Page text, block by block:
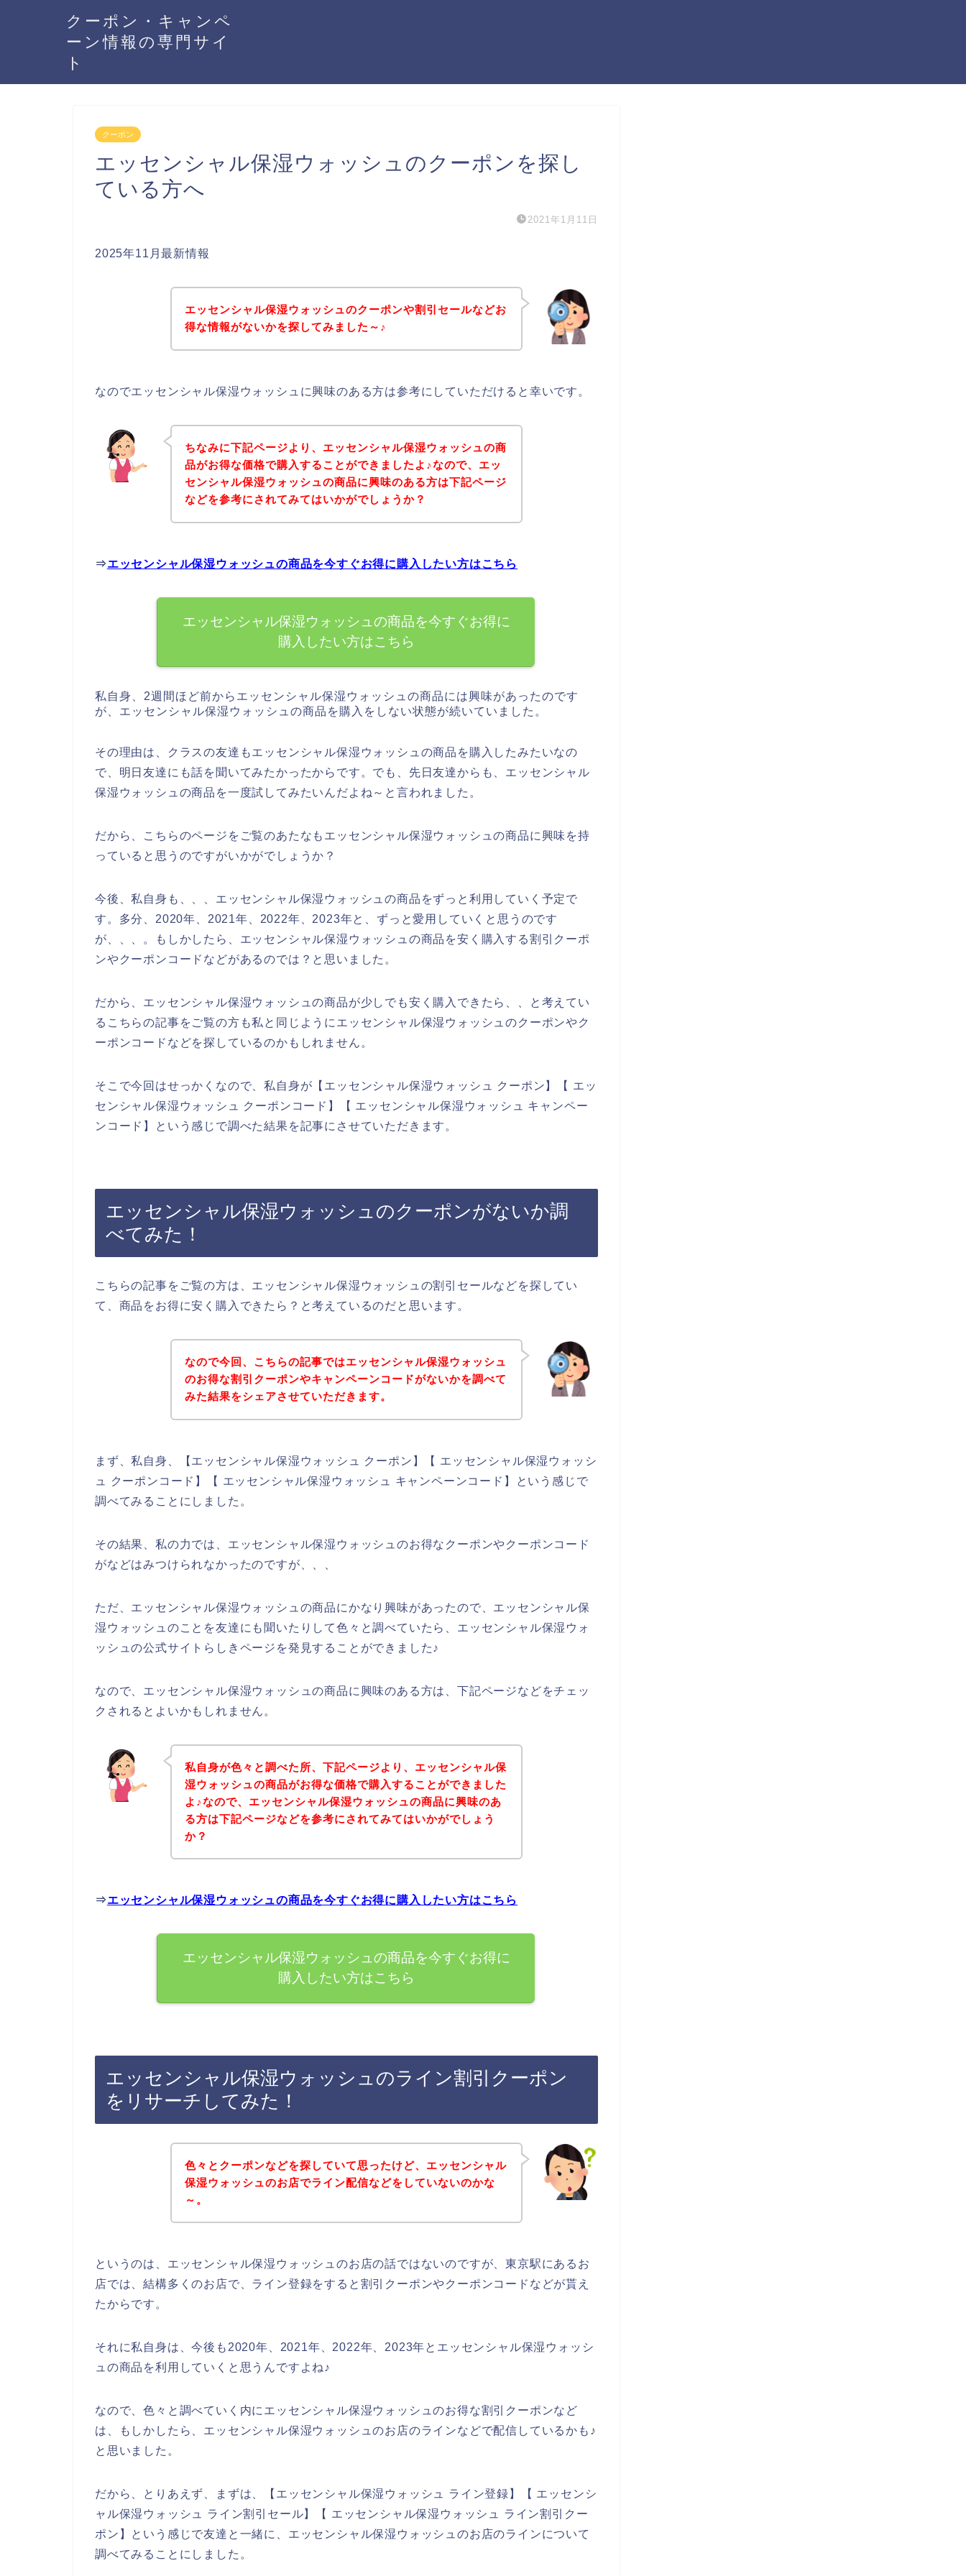
クーポン・キャンペ
ーン情報の専門サイ
ト
クーポン
エッセンシャル保湿ウォッシュのクーポンを探し
ている方へ
2021年1月11日
2025年11月最新情報
エッセンシャル保湿ウォッシュのクーポンや割引セールなどお
得な情報がないかを探してみました～♪
なのでエッセンシャル保湿ウォッシュに興味のある方は参考にしていただけると幸いです。
ちなみに下記ページより、エッセンシャル保湿ウォッシュの商
品がお得な価格で購入することができましたよ♪なので、エッ
センシャル保湿ウォッシュの商品に興味のある方は下記ページ
などを参考にされてみてはいかがでしょうか？
⇒エッセンシャル保湿ウォッシュの商品を今すぐお得に購入したい方はこちら
エッセンシャル保湿ウォッシュの商品を今すぐお得に
購入したい方はこちら
私自身、2週間ほど前からエッセンシャル保湿ウォッシュの商品には興味があったのです
が、エッセンシャル保湿ウォッシュの商品を購入をしない状態が続いていました。
その理由は、クラスの友達もエッセンシャル保湿ウォッシュの商品を購入したみたいなの
で、明日友達にも話を聞いてみたかったからです。でも、先日友達からも、エッセンシャル
保湿ウォッシュの商品を一度試してみたいんだよね～と言われました。
だから、こちらのページをご覧のあたなもエッセンシャル保湿ウォッシュの商品に興味を持
っていると思うのですがいかがでしょうか？
今後、私自身も、、、エッセンシャル保湿ウォッシュの商品をずっと利用していく予定で
す。多分、2020年、2021年、2022年、2023年と、ずっと愛用していくと思うのです
が、、、。もしかしたら、エッセンシャル保湿ウォッシュの商品を安く購入する割引クーポ
ンやクーポンコードなどがあるのでは？と思いました。
だから、エッセンシャル保湿ウォッシュの商品が少しでも安く購入できたら、、と考えてい
るこちらの記事をご覧の方も私と同じようにエッセンシャル保湿ウォッシュのクーポンやク
ーポンコードなどを探しているのかもしれません。
そこで今回はせっかくなので、私自身が【エッセンシャル保湿ウォッシュ クーポン】【 エッ
センシャル保湿ウォッシュ クーポンコード】【 エッセンシャル保湿ウォッシュ キャンペー
ンコード】という感じで調べた結果を記事にさせていただきます。
エッセンシャル保湿ウォッシュのクーポンがないか調
べてみた！
こちらの記事をご覧の方は、エッセンシャル保湿ウォッシュの割引セールなどを探してい
て、商品をお得に安く購入できたら？と考えているのだと思います。
なので今回、こちらの記事ではエッセンシャル保湿ウォッシュ
のお得な割引クーポンやキャンペーンコードがないかを調べて
みた結果をシェアさせていただきます。
まず、私自身、【エッセンシャル保湿ウォッシュ クーポン】【 エッセンシャル保湿ウォッシ
ュ クーポンコード】【 エッセンシャル保湿ウォッシュ キャンペーンコード】という感じで
調べてみることにしました。
その結果、私の力では、エッセンシャル保湿ウォッシュのお得なクーポンやクーポンコード
がなどはみつけられなかったのですが、、、
ただ、エッセンシャル保湿ウォッシュの商品にかなり興味があったので、エッセンシャル保
湿ウォッシュのことを友達にも聞いたりして色々と調べていたら、エッセンシャル保湿ウォ
ッシュの公式サイトらしきページを発見することができました♪
なので、エッセンシャル保湿ウォッシュの商品に興味のある方は、下記ページなどをチェッ
クされるとよいかもしれません。
私自身が色々と調べた所、下記ページより、エッセンシャル保
湿ウォッシュの商品がお得な価格で購入することができました
よ♪なので、エッセンシャル保湿ウォッシュの商品に興味のあ
る方は下記ページなどを参考にされてみてはいかがでしょう
か？
⇒エッセンシャル保湿ウォッシュの商品を今すぐお得に購入したい方はこちら
エッセンシャル保湿ウォッシュの商品を今すぐお得に
購入したい方はこちら
エッセンシャル保湿ウォッシュのライン割引クーポン
をリサーチしてみた！
色々とクーポンなどを探していて思ったけど、エッセンシャル
保湿ウォッシュのお店でライン配信などをしていないのかな
～。
というのは、エッセンシャル保湿ウォッシュのお店の話ではないのですが、東京駅にあるお
店では、結構多くのお店で、ライン登録をすると割引クーポンやクーポンコードなどが貰え
たからです。
それに私自身は、今後も2020年、2021年、2022年、2023年とエッセンシャル保湿ウォッシ
ュの商品を利用していくと思うんですよね♪
なので、色々と調べていく内にエッセンシャル保湿ウォッシュのお得な割引クーポンなど
は、もしかしたら、エッセンシャル保湿ウォッシュのお店のラインなどで配信しているかも♪
と思いました。
だから、とりあえず、まずは、【エッセンシャル保湿ウォッシュ ライン登録】【 エッセンシ
ャル保湿ウォッシュ ライン割引セール】【 エッセンシャル保湿ウォッシュ ライン割引クー
ポン】という感じで友達と一緒に、エッセンシャル保湿ウォッシュのお店のラインについて
調べてみることにしました。